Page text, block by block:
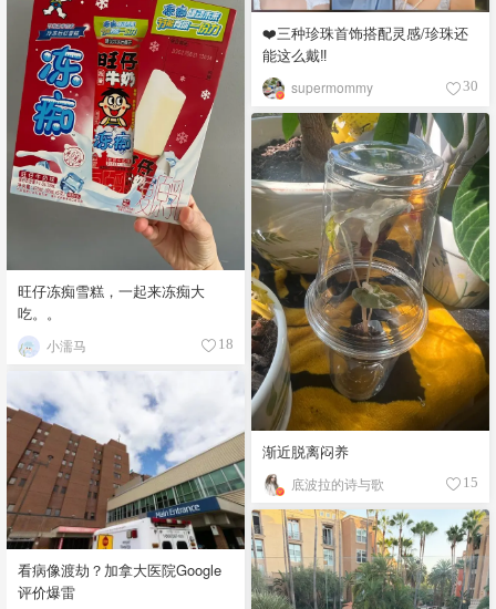
❤️三种珍珠首饰搭配灵感/珍珠还
能这么戴‼️
supermommy 30
旺仔冻痴雪糕，一起来冻痴大
吃。。
小濡马 18
渐近脱离闷养
底波拉的诗与歌 15
看病像渡劫？加拿大医院Google
评价爆雷